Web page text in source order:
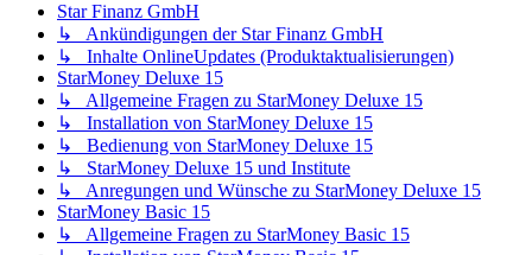
Star Finanz GmbH
↳ Ankündigungen der Star Finanz GmbH
↳ Inhalte OnlineUpdates (Produktaktualisierungen)
StarMoney Deluxe 15
↳ Allgemeine Fragen zu StarMoney Deluxe 15
↳ Installation von StarMoney Deluxe 15
↳ Bedienung von StarMoney Deluxe 15
↳ StarMoney Deluxe 15 und Institute
↳ Anregungen und Wünsche zu StarMoney Deluxe 15
StarMoney Basic 15
↳ Allgemeine Fragen zu StarMoney Basic 15